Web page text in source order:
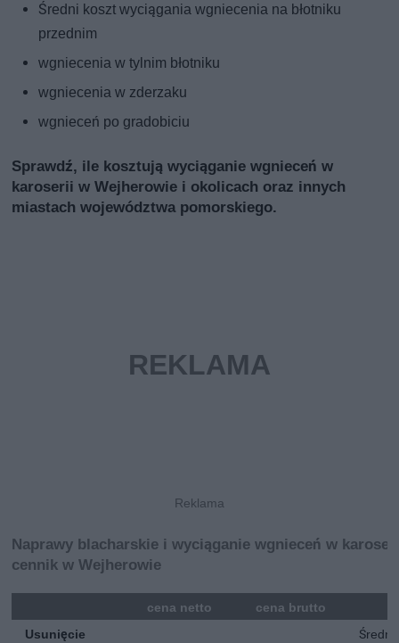
Średni koszt wyciągania wgniecenia na błotniku
przednim
wgniecenia w tylnim błotniku
wgniecenia w zderzaku
wgnieceń po gradobiciu
Sprawdź, ile kosztują wyciąganie wgnieceń w
karoserii w Wejherowie i okolicach oraz innych
miastach województwa pomorskiego.
Naprawy blacharskie i wyciąganie wgnieceń w
cennik w Wejherowie
cena netto cena brutto
Usunięcie
Średni